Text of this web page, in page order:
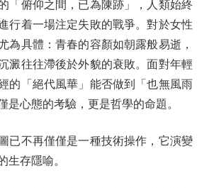
「俯仰之間，已為陳跡」，人類始終
行着一場注定失敗的戰爭。對於女性
為具體：青春的容顏如朝露般易逝，
澱往往滯後於外貌的衰敗。面對年輕
的「絕代風華」能否做到「也無風雨
是心態的考驗，更是哲學的命題。
不再僅僅是一種技術操作，它演變
生存隱喻。